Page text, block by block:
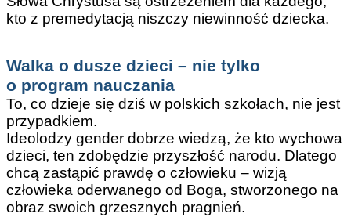
kto z premedytacją niszczy niewinność dziecka.
Walka o dusze dzieci – nie tylko
o program nauczania
To, co dzieje się dziś w polskich szkołach, nie jest
przypadkiem.
Ideolodzy gender dobrze wiedzą, że kto wychowa
dzieci, ten zdobędzie przyszłość narodu. Dlatego
chcą zastąpić prawdę o człowieku – wizją
człowieka oderwanego od Boga, stworzonego na
obraz swoich grzesznych pragnień.